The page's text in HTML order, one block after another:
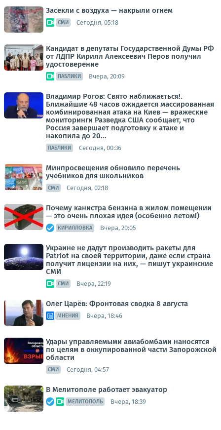
Засекли с воздуха — накрыли огнем
СМИ Сегодня, 05:18
Кандидат в депутаты Государственной Думы РФ
от ЛДПР Кирилл Алексеевич Перов получил
удостоверение
ПАБЛИКИ Вчера, 20:09
Владимир Рогов: Свято наближається!.
Ближайшие 48 часов ожидается массированная
комбинированная атака на Киев — вражеские
мониторинги Разведка США сообщает, что
Россия завершает подготовку к атаке и
накопила до 20...
ПАБЛИКИ Сегодня, 00:36
Минпросвещения обновило перечень
учебников для школьников
СМИ Сегодня, 02:18
Почему канистра бензина в жилом помещении
— это очень плохая идея (особенно летом!)
КИРИЛЛОВКА Вчера, 20:05
Украине не дадут производить ракеты для
Patriot на своей территории, даже если страна
получит лицензии на них, — пишут украинские
СМИ
СМИ Вчера, 22:19
Олег Царёв: Фронтовая сводка 8 августа
МНЕНИЯ Вчера, 18:46
Удары управляемыми авиабомбами наносятся
по целям в оккупированной части Запорожской
области
СМИ Сегодня, 04:57
В Мелитополе работает эвакуатор
МЕЛИТОПОЛЬ Вчера, 18:39